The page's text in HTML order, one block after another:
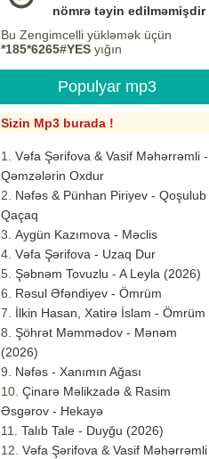
nömrə təyin edilməmişdir
Bu Zengimcelli yükləmək üçün
*185*6265#YES yığın
Populyar mp3
Sizin Mp3 burada !
Vəfa Şərifova & Vasif Məhərrəmli -
Qəmzələrin Oxdur
Nəfəs & Pünhan Piriyev - Qoşulub
Qaçaq
Aygün Kazımova - Məclis
Vəfa Şərifova - Uzaq Dur
Şəbnəm Tovuzlu - A Leyla (2026)
Rəsul Əfəndiyev - Ömrüm
İlkin Hasan, Xatirə İslam - Ömrüm
Şöhrət Məmmədov - Mənəm
(2026)
Nəfəs - Xanımın Ağası
Çinarə Məlikzadə & Rasim
Əsgərov - Hekayə
Talıb Tale - Duyğu (2026)
Vəfa Şərifova & Vasif Məhərrəmli